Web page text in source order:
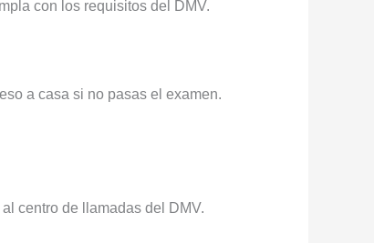
con los requisitos del DMV.
a casa si no pasas el examen.
centro de llamadas del DMV.